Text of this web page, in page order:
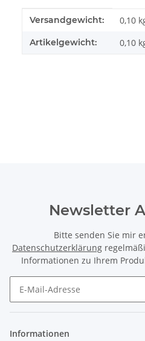
Produkteigenschaft
Wert
Versandgewicht: 0,10
Artikelgewicht: 0,10
Newsletter
Bitte senden Sie mir
Datenschutzerklärung
Informationen zu Ihrem
Informationen